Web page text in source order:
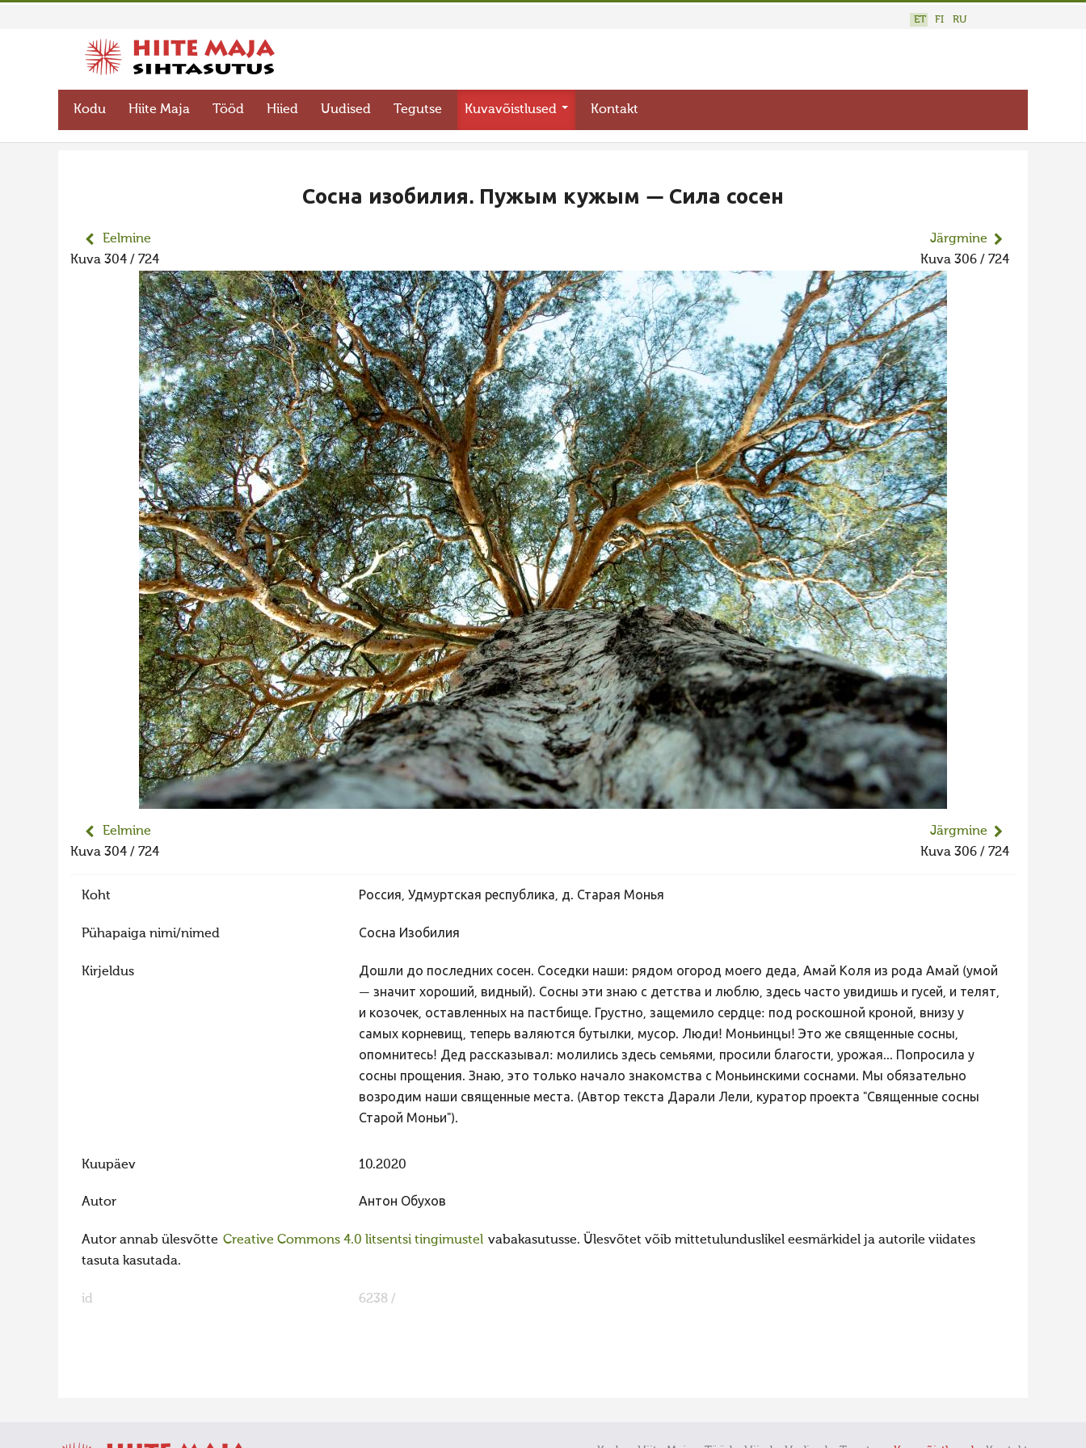
ET FI RU
Kodu Hiite Maja Tööd Hiied Uudised Tegutse Kuvavõistlused Kontakt
Сосна изобилия. Пужым кужым — Сила сосен
Eelmine
Kuva 304 / 724
Järgmine
Kuva 306 / 724
Eelmine
Kuva 304 / 724
Järgmine
Kuva 306 / 724
Koht Россия, Удмуртская республика, д. Старая Монья
Pühapaiga nimi/nimed Сосна Изобилия
Kirjeldus
Дошли до последних сосен. Соседки наши: рядом огород моего деда, Амай Коля из рода Амай (умой
— значит хороший, видный). Сосны эти знаю с детства и люблю, здесь часто увидишь и гусей, и телят,
и козочек, оставленных на пастбище. Грустно, защемило сердце: под роскошной кроной, внизу у
самых корневищ, теперь валяются бутылки, мусор. Люди! Моньинцы! Это же священные сосны,
опомнитесь! Дед рассказывал: молились здесь семьями, просили благости, урожая... Попросила у
сосны прощения. Знаю, это только начало знакомства с Моньинскими соснами. Мы обязательно
возродим наши священные места. (Автор текста Дарали Лели, куратор проекта "Священные сосны
Старой Моньи").
Kuupäev 10.2020
Autor Антон Обухов
Autor annab ülesvõtte Creative Commons 4.0 litsentsi tingimustel vabakasutusse. Ülesvõtet võib mittetulunduslikel eesmärkidel ja autorile viidates
tasuta kasutada.
id 6238 /